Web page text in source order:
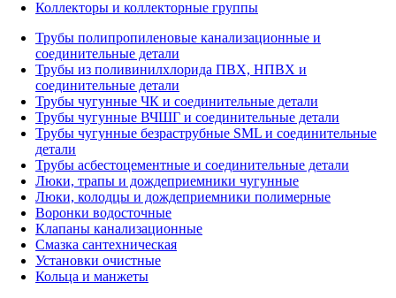
Коллекторы и коллекторные группы
Трубы полипропиленовые канализационные и
соединительные детали
Трубы из поливинилхлорида ПВХ, НПВХ и
соединительные детали
Трубы чугунные ЧК и соединительные детали
Трубы чугунные ВЧШГ и соединительные детали
Трубы чугунные безраструбные SML и соединительные
детали
Трубы асбестоцементные и соединительные детали
Люки, трапы и дождеприемники чугунные
Люки, колодцы и дождеприемники полимерные
Воронки водосточные
Клапаны канализационные
Смазка сантехническая
Установки очистные
Кольца и манжеты